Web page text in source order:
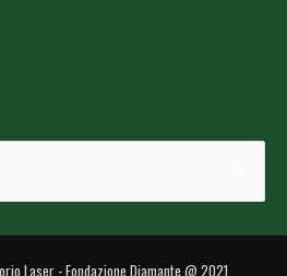
Laser - Fondazione Diamante @ 2021